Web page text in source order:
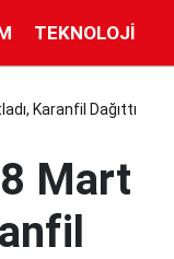
TEKNOLOJI
Karanfil Dağıttı
8 Mart